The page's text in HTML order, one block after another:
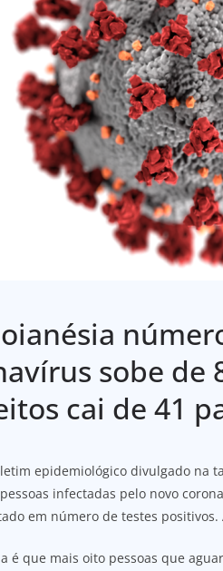
sobe de
cai de 41
epidemiológico divulgado na
infectadas pelo novo
em número de testes
é que mais oito pessoas que